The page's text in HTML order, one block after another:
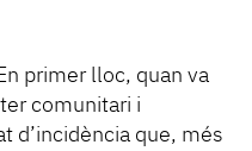
primer lloc, quan va
comunitari i
d’incidència que, més